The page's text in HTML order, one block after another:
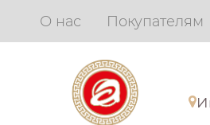
О нас Покупателям